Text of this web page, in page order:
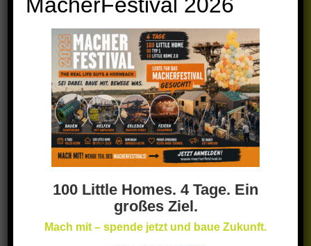
100 Little Homes. 4 Tage. Ein
großes Ziel.
Mach mit – spende jetzt und baue Zukunft.